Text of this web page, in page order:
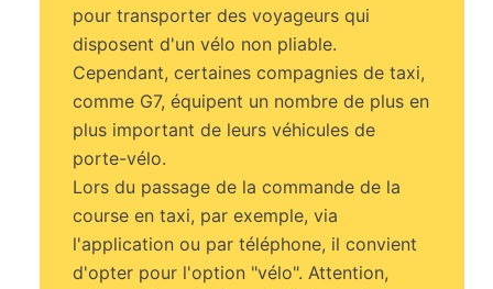
pour transporter des voyageurs qui
disposent d'un vélo non pliable.
Cependant, certaines compagnies de taxi,
comme G7, équipent un nombre de plus en
plus important de leurs véhicules de
porte-vélo.
Lors du passage de la commande de la
course en taxi, par exemple, via
l'application ou par téléphone, il convient
d'opter pour l'option "vélo". Attention,